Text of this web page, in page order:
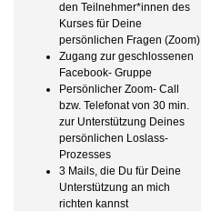
den Teilnehmer*innen des
Kurses für Deine
persönlichen Fragen (Zoom)
Zugang zur geschlossenen
Facebook- Gruppe
Persönlicher Zoom- Call
bzw. Telefonat von 30 min.
zur Unterstützung Deines
persönlichen Loslass-
Prozesses
3 Mails, die Du für Deine
Unterstützung an mich
richten kannst